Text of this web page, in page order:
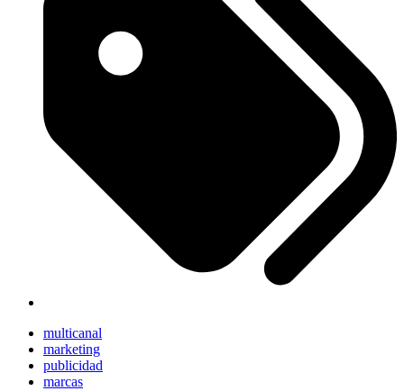
multicanal
marketing
publicidad
marcas